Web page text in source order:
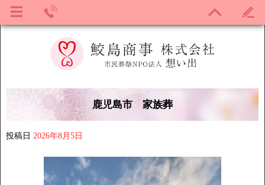
鹿児島市 家族葬
投稿日 2026年8月5日